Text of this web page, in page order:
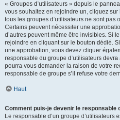
« Groupes d’utilisateurs » depuis le
vous souhaitez en rejoindre un, cliquez
tous les groupes d’utilisateurs ne sont pas
Certains peuvent nécessiter une
d’autres peuvent même être invisibles. Si
rejoindre en cliquant sur le bouton dédié.
une approbation, vous devez cliquer
responsable du groupe d’utilisateurs
pourra vous demander la raison de votre
responsable de groupe s’il refuse votre
Haut
Comment puis-je devenir le responsable
Le responsable d’un groupe d’utilisateurs